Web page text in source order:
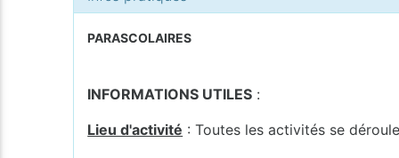
PARASCOLAIRES
INFORMATIONS UTILES :
Lieu d'activité : Toutes les activités se